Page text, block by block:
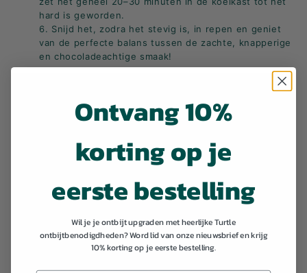
hard is geworden.
6. Snijd het, zodra het stevig is, in repen en geniet
van de perfecte balans tussen de zachte, knapperige
en chocoladeachtige smaak!
Ontvang 10%
korting op je
eerste bestelling
Wil je je ontbijt upgraden met heerlijke Turtle
ontbijtbenodigdheden? Word lid van onze nieuwsbrief en krijg
10% korting op je eerste bestelling.